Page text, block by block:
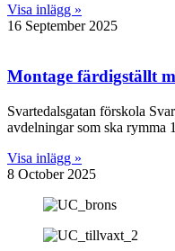
Visa inlägg »
16 September 2025
Montage färdigställt
Svartedalsgatan förskola
avdelningar som ska rymma
Visa inlägg »
8 October 2025